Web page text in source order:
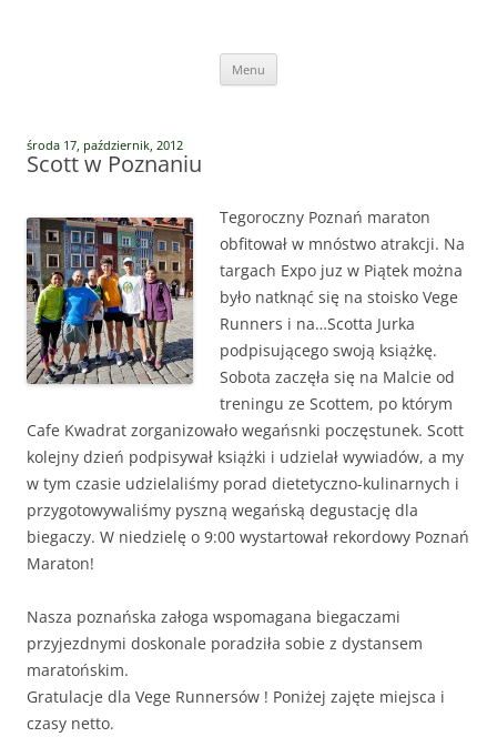
Menu
środa 17, październik, 2012
Scott w Poznaniu
Tegoroczny Poznań maraton
obfitował w mnóstwo atrakcji. Na
targach Expo juz w Piątek można
było natknąć się na stoisko Vege
Runners i na…Scotta Jurka
podpisującego swoją książkę.
Sobota zaczęła się na Malcie od
treningu ze Scottem, po którym
Cafe Kwadrat zorganizowało wegańsnki poczęstunek. Scott
kolejny dzień podpisywał książki i udzielał wywiadów, a my
w tym czasie udzielaliśmy porad dietetyczno-kulinarnych i
przygotowywaliśmy pyszną wegańską degustację dla
biegaczy. W niedzielę o 9:00 wystartował rekordowy Poznań
Maraton!
Nasza poznańska załoga wspomagana biegaczami
przyjezdnymi doskonale poradziła sobie z dystansem
maratońskim.
Gratulacje dla Vege Runnersów ! Poniżej zajęte miejsca i
czasy netto.